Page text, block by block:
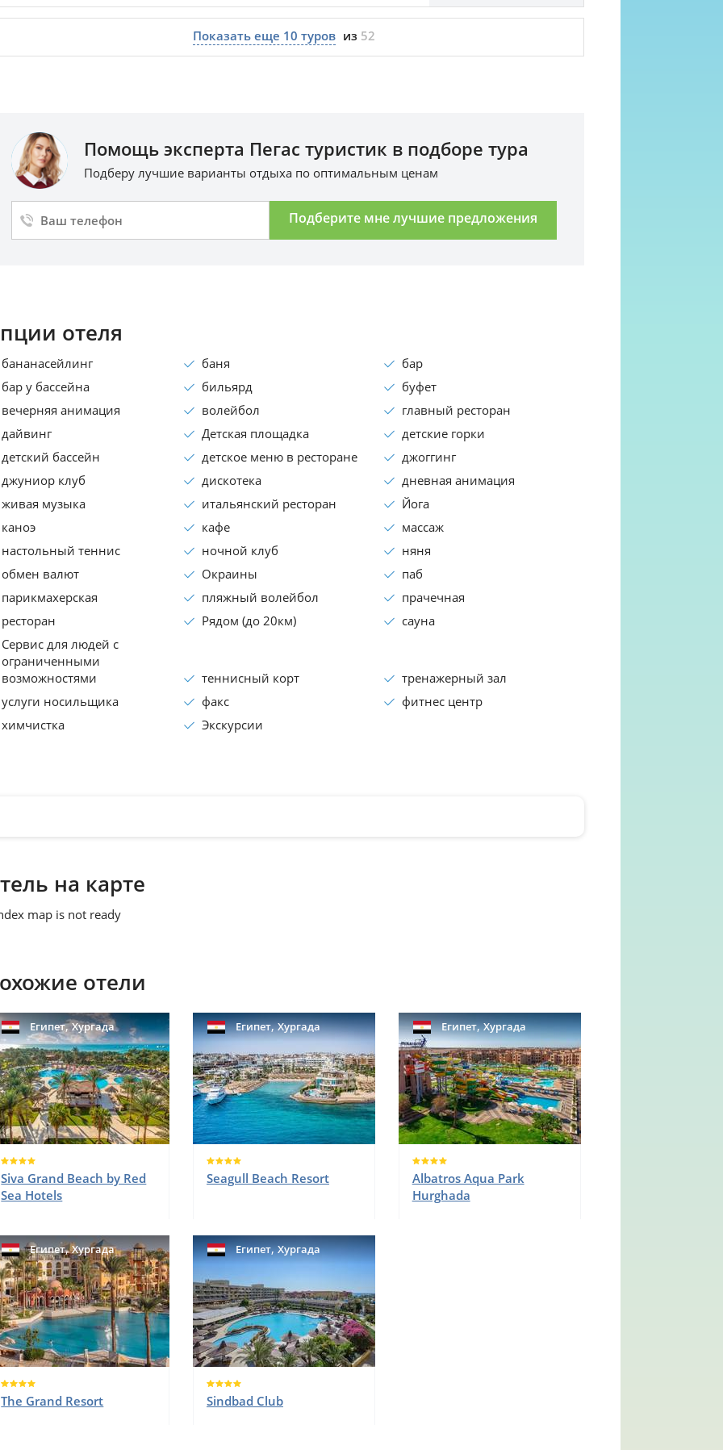
Показать еще 10 туров из 52
Помощь эксперта Пегас туристик в подборе тура
Подберу лучшие варианты отдыха по оптимальным ценам
Подберите мне лучшие предложения
отеля
бананасейлинг баня
бар
бар у бассейна
бильярд
буфет
вечерняя анимация
волейбол
главный ресторан
дайвинг
Детская площадка
детские горки
детский бассейн
детское меню в ресторане
джоггинг
джуниор клуб
дискотека
дневная анимация
живая музыка
итальянский ресторан
Йога
каноэ
кафе
массаж
настольный теннис
ночной клуб
няня
обмен валют
Окраины
паб
парикмахерская
пляжный волейбол
прачечная
ресторан
Рядом (до 20км)
сауна
Сервис для людей с
ограниченными
возможностями
теннисный корт
тренажерный зал
услуги носильщика
факс
фитнес центр
химчистка
Экскурсии
на карте
map is not ready
отели
Египет,Хургада
Siva Grand Beach by Red
Sea Hotels
Египет,Хургада
Seagull Beach Resort
Египет,Хургада
Albatros Aqua Park
Hurghada
Египет,Хургада
The Grand Resort
Египет,Хургада
Sindbad Club